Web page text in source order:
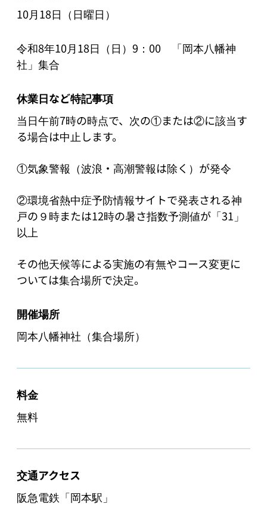
10月18日（日曜日）
令和8年10月18日（日）9：00　「岡本八幡神
休業日など特記事項
当日午前7時の時点で、次の①または②に該当す
る場合は中止します。
①気象警報（波浪・高潮警報は除く）が発令
②環境省熱中症予防情報サイトで発表される神
戸の９時または12時の暑さ指数予測値が「31」
以上
その他天候等による実施の有無やコース変更に
ついては集合場所で決定。
開催場所
岡本八幡神社（集合場所）
料金
無料
交通アクセス